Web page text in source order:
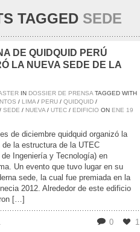
TAGGED SEDE
DE QUIDQUID PERÚ
LA NUEVA SEDE DE LA
IN DOSSIER DE PRENSA TAGGED WITH
/ LIMA / PERU / QUIDQUID /
/ SEDE / NUEVA / UTEC / EDIFICIO ON ENE 19
de diciembre quidquid organizó la
de la estructura de la UTEC
Ingeniería y Tecnología) en
Un evento que tuvo lugar en su
sede, la cual fue premiada en la
2012. Alrededor de este edificio
[…]
0 1